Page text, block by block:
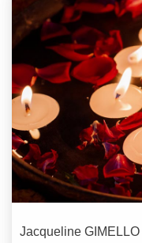
Jacqueline GIMELLO